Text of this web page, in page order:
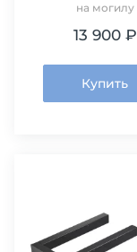
на могилу
13 900 ₽
Купить